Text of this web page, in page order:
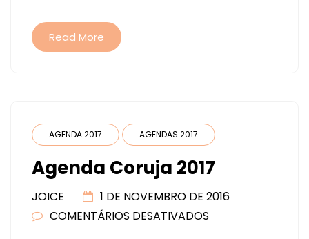
Read More
AGENDA 2017 AGENDAS 2017
Agenda Coruja 2017
JOICE
1 DE NOVEMBRO DE 2016
COMENTÁRIOS DESATIVADOS